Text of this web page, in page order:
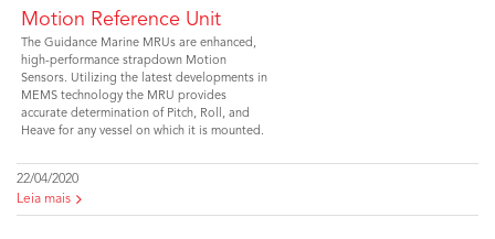
Motion Reference Unit
The Guidance Marine MRUs are enhanced,
high-performance strapdown Motion
Sensors. Utilizing the latest developments in
MEMS technology the MRU provides
accurate determination of Pitch, Roll, and
Heave for any vessel on which it is mounted.
22/04/2020
Leia mais